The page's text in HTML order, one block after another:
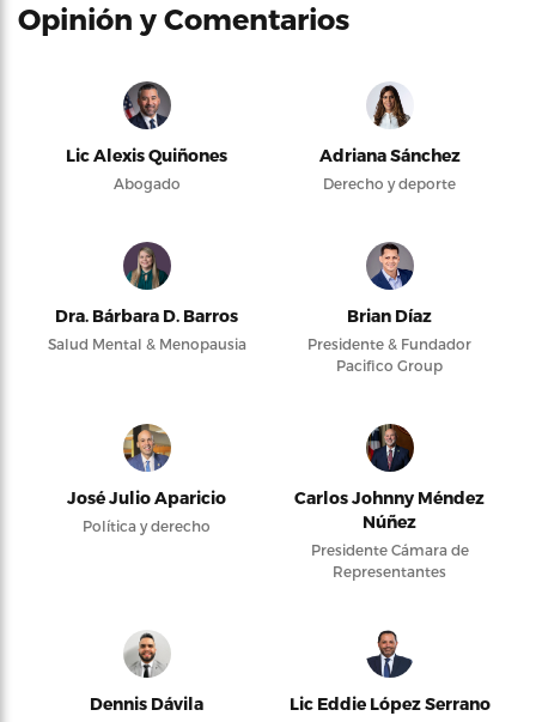
Opinión y Comentarios
Lic Alexis Quiñones
Abogado
Adriana Sánchez
Derecho y deporte
Dra. Bárbara D. Barros
Salud Mental & Menopausia
Brian Díaz
Presidente & Fundador
Pacifico Group
José Julio Aparicio
Política y derecho
Carlos Johnny Méndez
Núñez
Presidente Cámara de
Representantes
Dennis Dávila Lic Eddie López Serrano